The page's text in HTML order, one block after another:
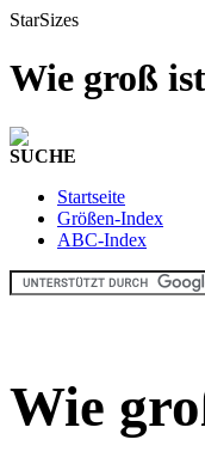
StarSizes
Wie groß
SUCHE
Startseite
Größen-Index
ABC-Index
Wie